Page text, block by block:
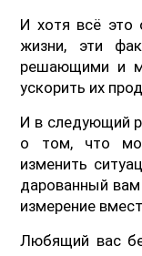
И хотя всё это
жизни, эти
решающими и
ускорить их
И в следующий
о том, что
изменить
дарованный
измерение
Любящий вас